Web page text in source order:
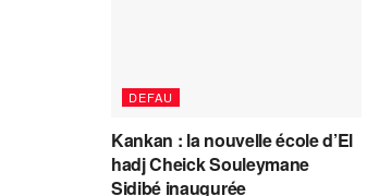
DEFAU
Kankan : la nouvelle école d’El
hadj Cheick Souleymane
Sidibé inaugurée